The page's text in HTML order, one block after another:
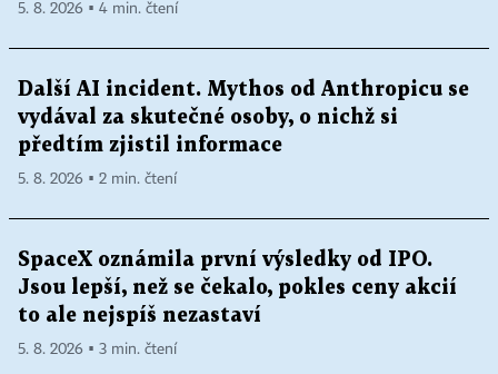
5. 8. 2026 ▪ 4 min. čtení
Další AI incident. Mythos od Anthropicu se
vydával za skutečné osoby, o nichž si
předtím zjistil informace
5. 8. 2026 ▪ 2 min. čtení
SpaceX oznámila první výsledky od IPO.
Jsou lepší, než se čekalo, pokles ceny akcií
to ale nejspíš nezastaví
5. 8. 2026 ▪ 3 min. čtení